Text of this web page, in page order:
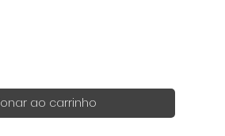
ao carrinho